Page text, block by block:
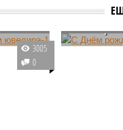
днём
вновь
ведь
3005
0
С Днём
Лето
денёчки